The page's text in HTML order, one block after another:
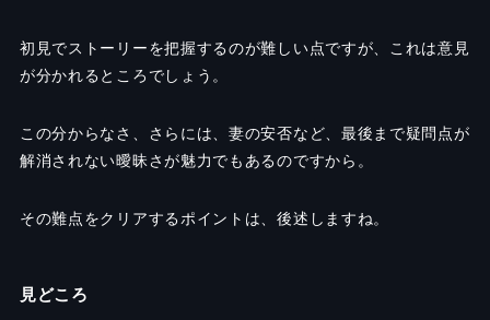
初見でストーリーを把握するのが難しい点ですが、これは意見
が分かれるところでしょう。
この分からなさ、さらには、妻の安否など、最後まで疑問点が
解消されない曖昧さが魅力でもあるのですから。
その難点をクリアするポイントは、後述しますね。
見どころ